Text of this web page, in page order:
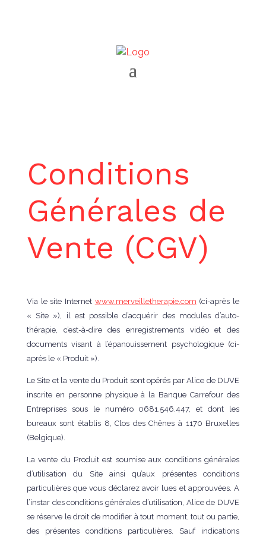
Conditions
Générales de
Vente (CGV)
Via le site Internet www.merveilletherapie.com (ci-après le
« Site »), il est possible d’acquérir des modules d’auto-
thérapie, c’est-à-dire des enregistrements vidéo et des
documents visant à l’épanouissement psychologique (ci-
après le « Produit »).
Le Site et la vente du Produit sont opérés par Alice de DUVE
inscrite en personne physique à la Banque Carrefour des
Entreprises sous le numéro 0681.546.447, et dont les
bureaux sont établis 8, Clos des Chênes à 1170 Bruxelles
(Belgique).
La vente du Produit est soumise aux conditions générales
d’utilisation du Site ainsi qu’aux présentes conditions
particulières que vous déclarez avoir lues et approuvées. A
l’instar des conditions générales d’utilisation, Alice de DUVE
se réserve le droit de modifier à tout moment, tout ou partie,
des présentes conditions particulières. Sauf indications